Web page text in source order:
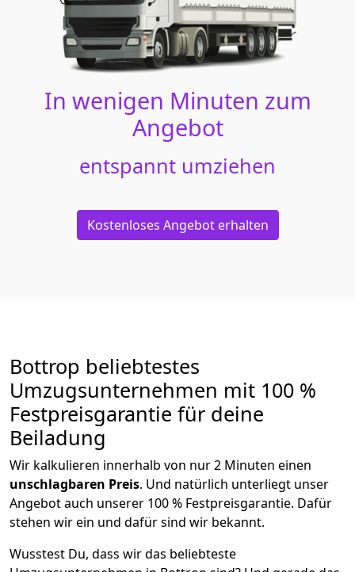
In wenigen Minuten zum
Angebot
entspannt umziehen
Kostenloses Angebot erhalten
Bottrop beliebtestes
Umzugsunternehmen mit 100 %
Festpreisgarantie für deine
Beiladung
Wir kalkulieren innerhalb von nur 2 Minuten einen
unschlagbaren Preis. Und natürlich unterliegt unser
Angebot auch unserer 100 % Festpreisgarantie. Dafür
stehen wir ein und dafür sind wir bekannt.
Wusstest Du, dass wir das beliebteste